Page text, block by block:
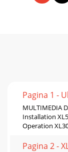
Pagina 1 -
MULTIMEDIA
Installation
Operation
Pagina 2 -